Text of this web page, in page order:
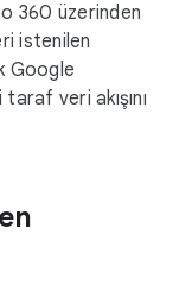
360 üzerinden
istenilen
Google
veri akışını